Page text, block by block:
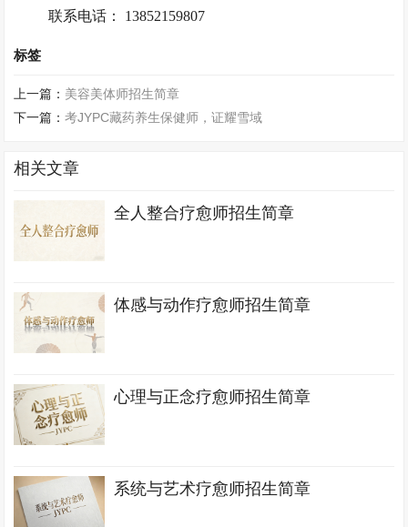
联系电话： 13852159807
标签
上一篇： 美容美体师招生简章
下一篇：考JYPC藏药养生保健师，证耀雪域
相关文章
全人整合疗愈师招生简章
体感与动作疗愈师招生简章
心理与正念疗愈师招生简章
系统与艺术疗愈师招生简章